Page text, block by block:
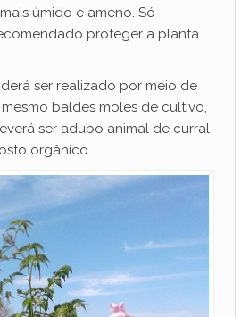
úmido e ameno. Só
proteger a planta
ser realizado por meio de
baldes moles de cultivo,
ser adubo animal de curral
orgânico.